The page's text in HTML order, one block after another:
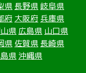
県長野県 岐阜県
府 大阪府兵庫県
県 広島県 山口県
県 佐賀県長崎県
県 沖縄県